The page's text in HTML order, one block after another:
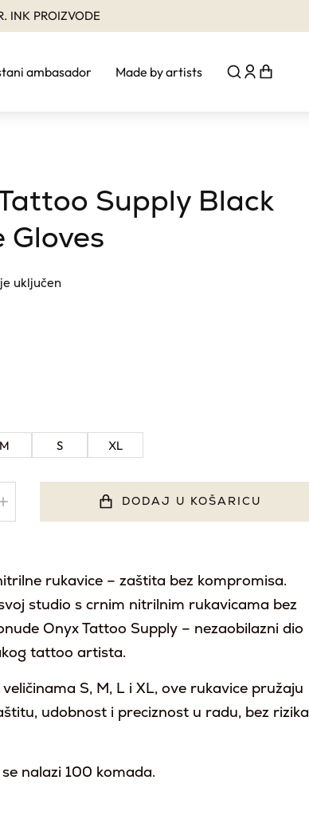
INK PROIZVODE
ambasador Made by artists
Supply Black
Gloves
uključen
M S XL
DODAJ U KOŠARICU
rukavice – zaštita bez kompromisa.
studio s crnim nitrilnim rukavicama bez
Onyx Tattoo Supply – nezaobilazni dio
tattoo artista.
S, M, L i XL, ove rukavice pružaju
udobnost i preciznost u radu, bez rizika
nalazi 100 komada.